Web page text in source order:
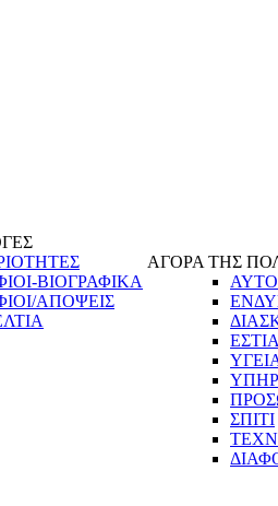
ΒΙΟΓΡΑΦΙΚΑ
ΑΠΟΨΕΙΣ
ΑΓΟΡΑ ΤΗΣ
ΣΠΙΤΙ